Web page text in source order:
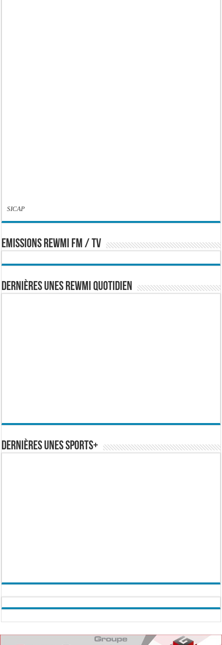
SICAP
EMISSIONS REWMI FM / TV
Dernières Unes Rewmi Quotidien
Dernières Unes Sports+